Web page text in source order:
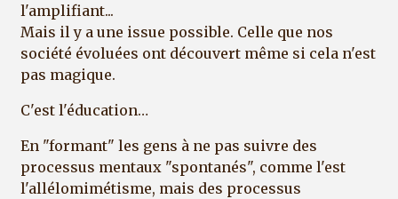
l'amplifiant...
Mais il y a une issue possible. Celle que nos
société évoluées ont découvert même si cela n'est
pas magique.
C'est l'éducation…
En "formant" les gens à ne pas suivre des
processus mentaux "spontanés", comme l'est
l'allélomimétisme, mais des processus